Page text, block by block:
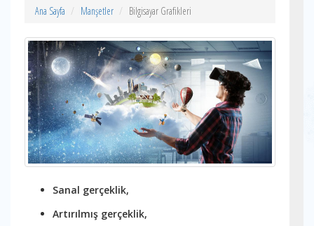
Ana Sayfa Manşetler Bilgisayar Grafikleri
Sanal gerçeklik,
Artırılmış gerçeklik,